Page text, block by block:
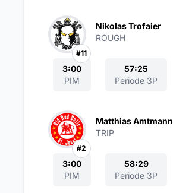
#11
Nikolas Trofaier
ROUGH
3:00
PIM
57:25
Periode 3P
#2
Matthias Amtmann
TRIP
3:00
PIM
58:29
Periode 3P